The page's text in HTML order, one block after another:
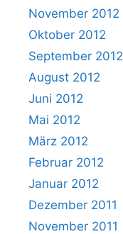
November 2012
Oktober 2012
September 2012
August 2012
Juni 2012
Mai 2012
März 2012
Februar 2012
Januar 2012
Dezember 2011
November 2011